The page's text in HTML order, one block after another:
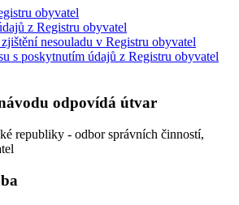
obyvatel
z Registru obyvatel
nesouladu v Registru obyvatel
s poskytnutím údajů z Registru obyvatel
odpovídá útvar
republiky - odbor správních činností,